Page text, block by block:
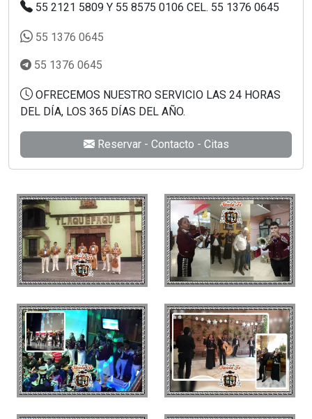
55 2121 5809 Y 55 8575 0106 CEL. 55 1376 0645
55 1376 0645
55 1376 0645
OFRECEMOS NUESTRO SERVICIO LAS 24 HORAS
DEL DÍA, LOS 365 DÍAS DEL AÑO.
Reservar - Contacto - Citas